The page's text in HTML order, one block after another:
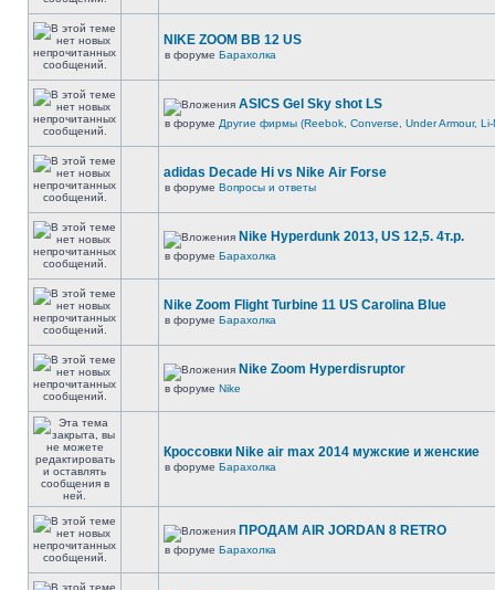
NIKE ZOOM BB 12 US
в форуме Барахолка
ASICS Gel Sky shot LS
в форуме Другие фирмы (Reebok, Converse, Under Armour, Li-
adidas Decade Hi vs Nike Air Forse
в форуме Вопросы и ответы
Nike Hyperdunk 2013, US 12,5. 4т.р.
в форуме Барахолка
Nike Zoom Flight Turbine 11 US Carolina Blue
в форуме Барахолка
Nike Zoom Hyperdisruptor
в форуме Nike
Кроссовки Nike air max 2014 мужские и женские
в форуме Барахолка
ПРОДАМ AIR JORDAN 8 RETRO
в форуме Барахолка